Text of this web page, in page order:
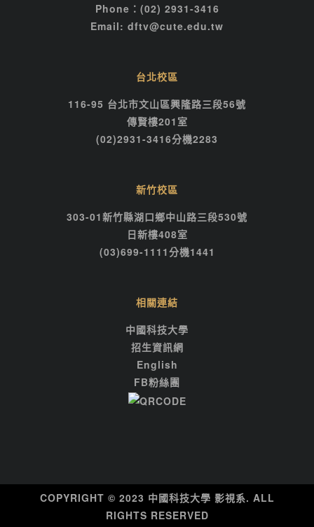
Phone：(02) 2931-3416
Email: dftv@cute.edu.tw
台北校區
116-95 台北市文山區興隆路三段56號
傳賢樓201室
(02)2931-3416分機2283
新竹校區
303-01新竹縣湖口鄉中山路三段530號
日新樓408室
(03)699-1111分機1441
相關連結
中國科技大學
招生資訊網
English
FB粉絲團
COPYRIGHT © 2023 中國科技大學 影視系. ALL
RIGHTS RESERVED